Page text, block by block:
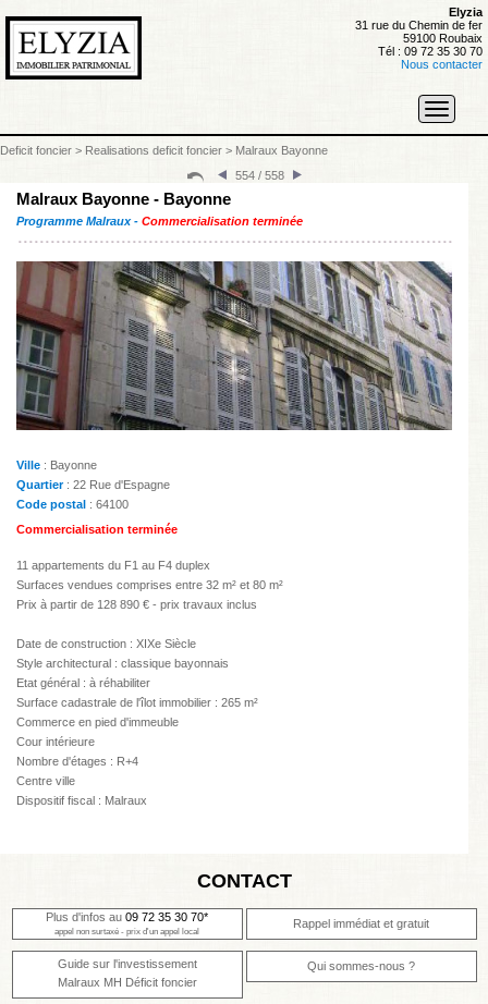
Elyzia
31 rue du Chemin de fer
59100 Roubaix
Tél : 09 72 35 30 70
Nous contacter
Toggle
Deficit foncier > Realisations deficit foncier > Malraux Bayonne
554 / 558
Malraux Bayonne - Bayonne
Programme Malraux - Commercialisation terminée
Ville : Bayonne
Quartier: 22 Rue d'Espagne
Code postal : 64100
Commercialisation terminée
11 appartements du F1 au F4 duplex
Surfaces vendues comprises entre 32 m² et 80 m²
Prix à partir de 128 890 € - prix travaux inclus
Date de construction : XIXe Siècle
Style architectural : classique bayonnais
Etat général : à réhabiliter
Surface cadastrale de l'îlot immobilier : 265 m²
Commerce en pied d'immeuble
Cour intérieure
Nombre d'étages : R+4
Centre ville
Dispositif fiscal : Malraux
CONTACT
Plus d'infos au 09 72 35 30 70*
appel non surtaxé - prix d'un appel local
Rappel immédiat et gratuit
Guide sur l'investissement
Malraux MH Déficit foncier
Qui sommes-nous ?